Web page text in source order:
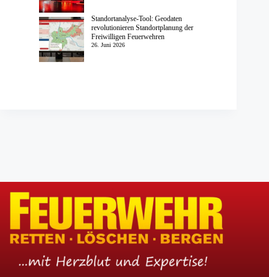
Standortanalyse-Tool: Geodaten
revolutionieren Standortplanung der
Freiwilligen Feuerwehren
26. Juni 2026